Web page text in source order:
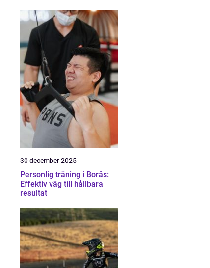
30 december 2025
Personlig träning i Borås:
Effektiv väg till hållbara
resultat